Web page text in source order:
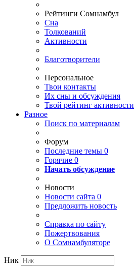
Рейтинги Сомнамбул
Сна
Толкований
Активности
Благотворители
Персональное
Твои контакты
Их сны и обсуждения
Твой рейтинг активности
Разное
Поиск по материалам
Форум
Последние темы 0
Горячие 0
Начать обсуждение
Новости
Новости сайта 0
Предложить новость
Справка по сайту
Пожертвования
О Сомнамбуляторе
Ник